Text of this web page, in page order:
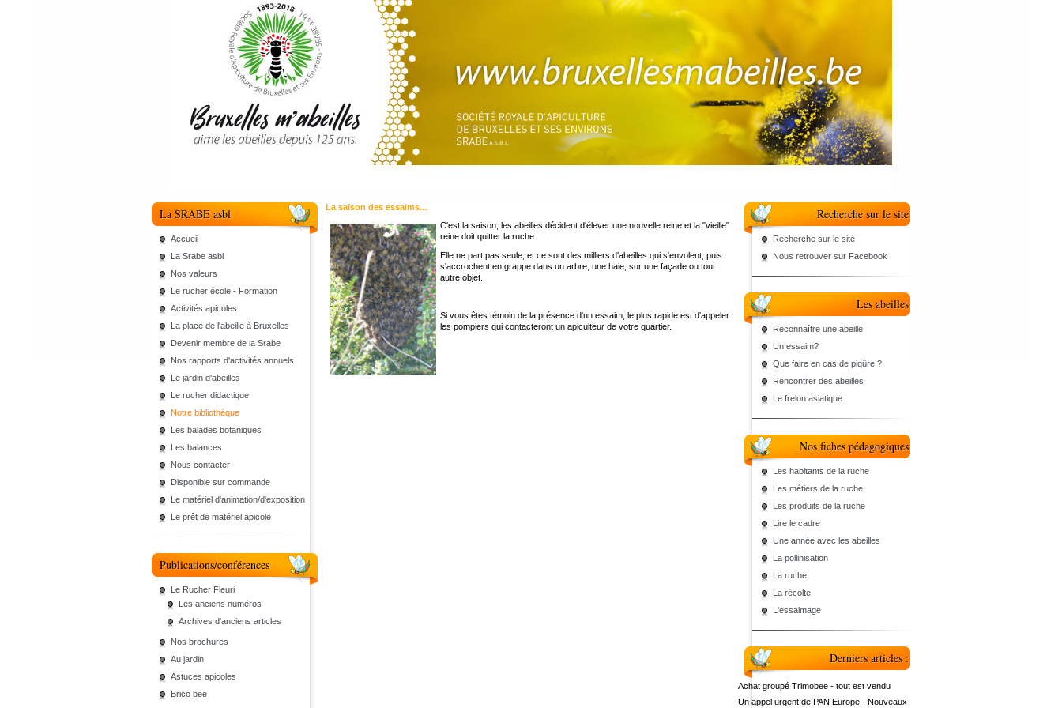
La SRABE asbl
Accueil
La Srabe asbl
Nos valeurs
Le rucher école - Formation
Activités apicoles
La place de l'abeille à Bruxelles
Devenir membre de la Srabe
Nos rapports d'activités annuels
Le jardin d'abeilles
Le rucher didactique
Notre bibliothèque
Les balades botaniques
Les balances
Nous contacter
Disponible sur commande
Le matériel d'animation/d'exposition
Le prêt de matériel apicole
Publications/conférences
Le Rucher Fleuri
Les anciens numéros
Archives d'anciens articles
Nos brochures
Au jardin
Astuces apicoles
Brico bee
La saison des essaims...
C'est la saison, les abeilles décident d'élever une nouvelle reine et la "vieille"
reine doit quitter la ruche.
Elle ne part pas seule, et ce sont des milliers d'abeilles qui s'envolent, puis
s'accrochent en grappe dans un arbre, une haie, sur une façade ou tout
autre objet.
Si vous êtes témoin de la présence d'un essaim, le plus rapide est d'appeler
les pompiers qui contacteront un apiculteur de votre quartier.
Recherche sur le site
Recherche sur le site
Nous retrouver sur Facebook
Les abeilles
Reconnaître une abeille
Un essaim?
Que faire en cas de piqûre ?
Rencontrer des abeilles
Le frelon asiatique
Nos fiches pédagogiques
Les habitants de la ruche
Les métiers de la ruche
Les produits de la ruche
Lire le cadre
Une année avec les abeilles
La pollinisation
La ruche
La récolte
L'essaimage
Derniers articles :
Achat groupé Trimobee - tout est vendu
Un appel urgent de PAN Europe - Nouveaux